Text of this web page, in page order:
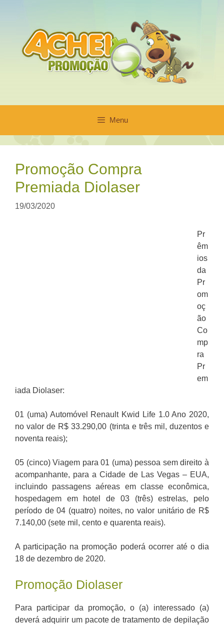
conteúdo
Menu
Promoção Compra
Premiada Diolaser
19/03/2020
Pr
êm
ios
da
Pr
om
oç
ão
Co
mp
ra
Pr
em
iada Diolaser:
01 (uma) Automóvel Renault Kwid Life 1.0 Ano 2020,
no valor de R$ 33.290,00 (trinta e três mil, duzentos e
noventa reais);
05 (cinco) Viagem para 01 (uma) pessoa sem direito à
acompanhante, para a Cidade de Las Vegas – EUA,
incluindo passagens aéreas em classe econômica,
hospedagem em hotel de 03 (três) estrelas, pelo
período de 04 (quatro) noites, no valor unitário de R$
7.140,00 (sete mil, cento e quarenta reais).
A participação na promoção poderá ocorrer até o dia
18 de dezembro de 2020.
Promoção Diolaser
Para participar da promoção, o (a) interessado (a)
deverá adquirir um pacote de tratamento de depilação